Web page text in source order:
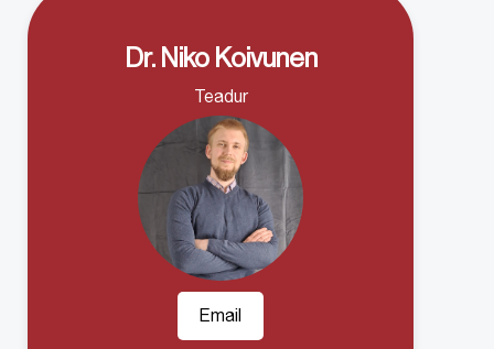
Dr. Niko Koivunen
Teadur
Email